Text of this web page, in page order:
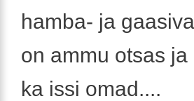
hamba- ja
on ammu otsas
ka issi omad....